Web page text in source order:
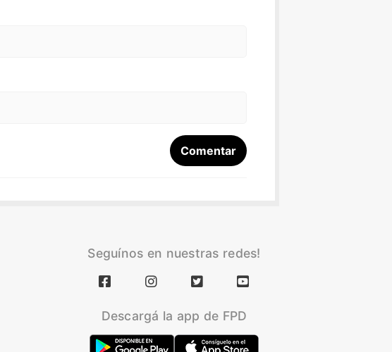
Seguínos en nuestras redes!
Descargá la app de FPD